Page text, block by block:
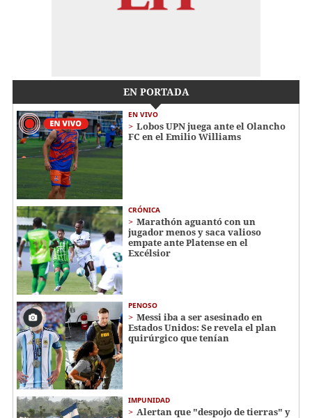
EN PORTADA
EN VIVO
Lobos UPN juega ante el Olancho
FC en el Emilio Williams
CRÓNICA
Marathón aguantó con un
jugador menos y saca valioso
empate ante Platense en el
Excélsior
PENOSO
Messi iba a ser asesinado en
Estados Unidos: Se revela el plan
quirúrgico que tenían
IMPUNIDAD
Alertan que "despojo de tierras" y